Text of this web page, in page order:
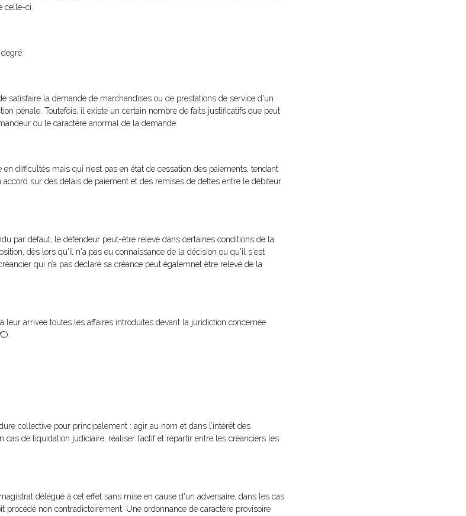
celle-ci.
satisfaire la demande de marchandises ou de prestations de service d'un
pénale. Toutefois, il existe un certain nombre de faits justificatifs que peut
ou le caractère anormal de la demande.
difficultés mais qui n’est pas en état de cessation des paiements, tendant
sur des délais de paiement et des remises de dettes entre le débiteur
par défaut, le défendeur peut-être relevé dans certaines conditions de la
dès lors qu'il n'a pas eu connaissance de la décision ou qu'il s'est
qui n’a pas déclaré sa créance peut égalemnet être relevé de la
arrivée toutes les affaires introduites devant la juridiction concernée
collective pour principalement : agir au nom et dans l’intérêt des
de liquidation judiciaire, réaliser l’actif et répartir entre les créanciers les
délégué à cet effet sans mise en cause d'un adversaire, dans les cas
non contradictoirement. Une ordonnance de caractère provisoire